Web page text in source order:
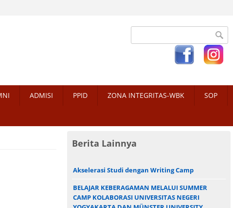
Search form
ADMISI PPID ZONA INTEGRITAS-WBK SOP
Berita Lainnya
Akselerasi Studi dengan Writing Camp
BELAJAR KEBERAGAMAN MELALUI SUMMER
CAMP KOLABORASI UNIVERSITAS NEGERI